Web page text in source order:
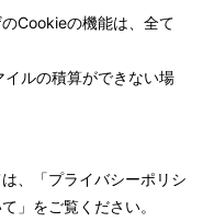
Cookieの機能は、全て
ルの積算ができない場
、「プライバシーポリシ
」をご覧ください。